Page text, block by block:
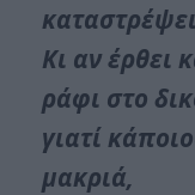
Κι αν έρθει
ράφι στο
γιατί
μακριά,